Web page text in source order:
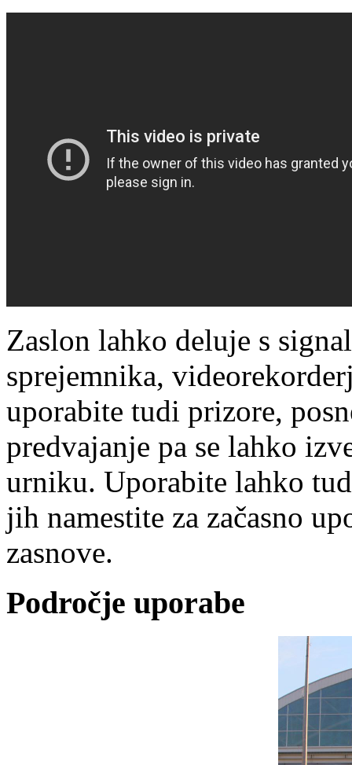
Zaslon lahko deluje s
sprejemnika,
uporabite tudi prizore,
predvajanje pa se lahko
urniku. Uporabite lahko
jih namestite za začasno
zasnove.
Področje uporabe